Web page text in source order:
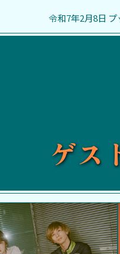
令和7年2月8日
ゲス